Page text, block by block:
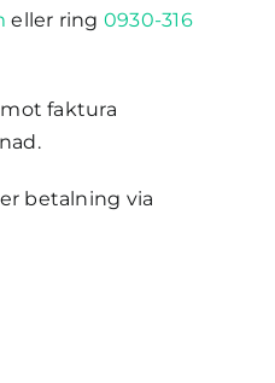
eller ring 0930-316
faktura
betalning via